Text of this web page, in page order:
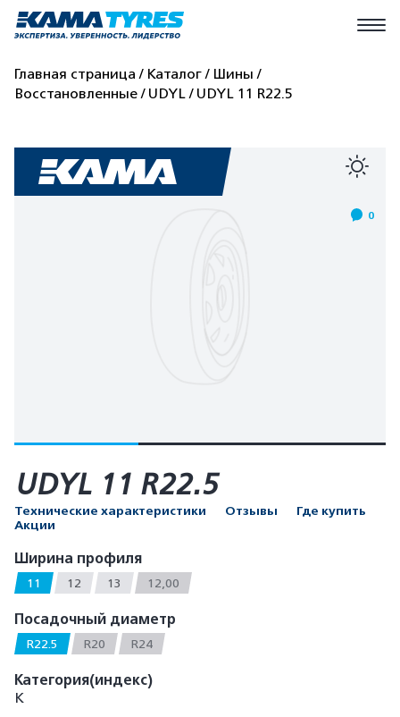
Главная страница Каталог
Шины
Восстановленные
UDYL UDYL 11 R22.5
0
UDYL 11 R22.5
Технические характеристики Отзывы
Где купить
Акции
Ширина профиля
11 12 13 12,00
Посадочный диаметр
R22.5 R20 R24
Категория(индекс)
К